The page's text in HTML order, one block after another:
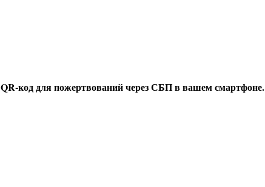
QR-код для пожертвований через СБП в вашем смартфоне.